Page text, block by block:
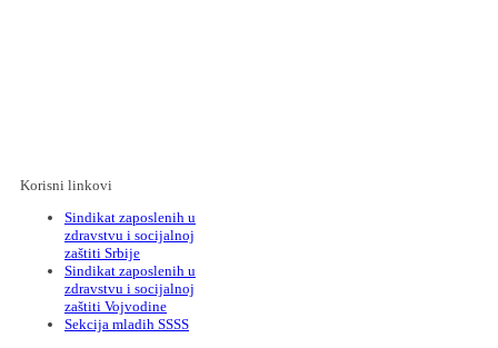
Korisni linkovi
Sindikat zaposlenih u
zdravstvu i socijalnoj
zaštiti Srbije
Sindikat zaposlenih u
zdravstvu i socijalnoj
zaštiti Vojvodine
Sekcija mladih SSSS